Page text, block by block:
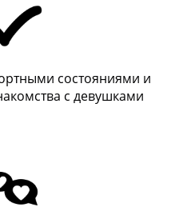
состояниями и
с девушками